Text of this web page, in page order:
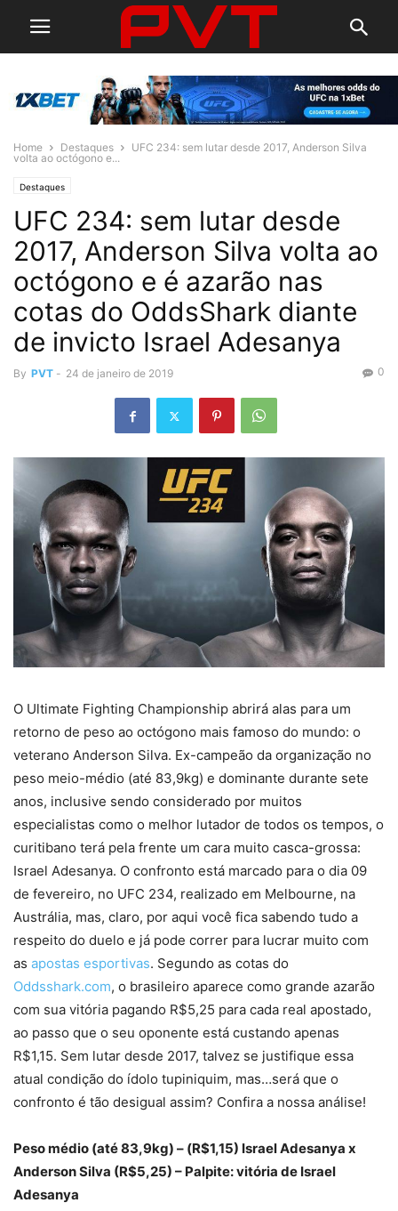
Home Destaques
UFC 234: sem lutar desde 2017, Anderson Silva
volta ao octógono e...
Destaques
UFC 234: sem lutar desde
2017, Anderson Silva volta ao
octógono e é azarão nas
cotas do OddsShark diante
de invicto Israel Adesanya
By PVT - 24 de janeiro de 2019 0
O Ultimate Fighting Championship abrirá alas para um
retorno de peso ao octógono mais famoso do mundo: o
veterano Anderson Silva. Ex-campeão da organização no
peso meio-médio (até 83,9kg) e dominante durante sete
anos, inclusive sendo considerado por muitos
especialistas como o melhor lutador de todos os tempos, o
curitibano terá pela frente um cara muito casca-grossa:
Israel Adesanya. O confronto está marcado para o dia 09
de fevereiro, no UFC 234, realizado em Melbourne, na
Austrália, mas, claro, por aqui você fica sabendo tudo a
respeito do duelo e já pode correr para lucrar muito com
as apostas esportivas. Segundo as cotas do
Oddsshark.com, o brasileiro aparece como grande azarão
com sua vitória pagando R$5,25 para cada real apostado,
ao passo que o seu oponente está custando apenas
R$1,15. Sem lutar desde 2017, talvez se justifique essa
atual condição do ídolo tupiniquim, mas…será que o
confronto é tão desigual assim? Confira a nossa análise!
Peso médio (até 83,9kg) – (R$1,15) Israel Adesanya x
Anderson Silva (R$5,25) – Palpite: vitória de Israel
Adesanya